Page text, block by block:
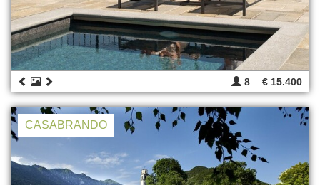
8 € 15.400
CASABRANDO